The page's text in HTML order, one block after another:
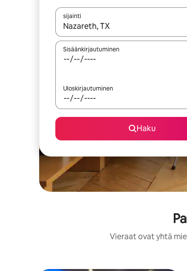
sijainti
Kun tulokset ovat saatavilla, navigoi
Sisäänkirjautuminen
Uloskirjautuminen
Haku
Vieraat ovat yhtä